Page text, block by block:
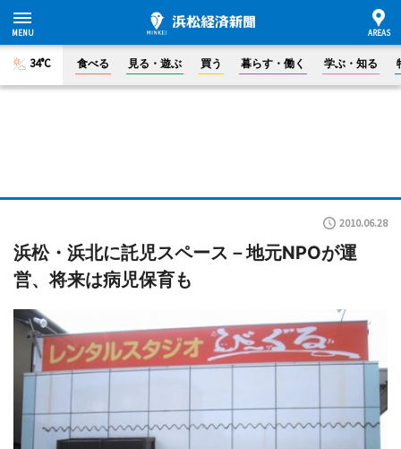
34°C 食べる 見る・遊ぶ 買う 暮らす・働く 学ぶ・知る
2010.06.28
浜松・浜北に託児スペース－地元NPOが運
営、将来は病児保育も